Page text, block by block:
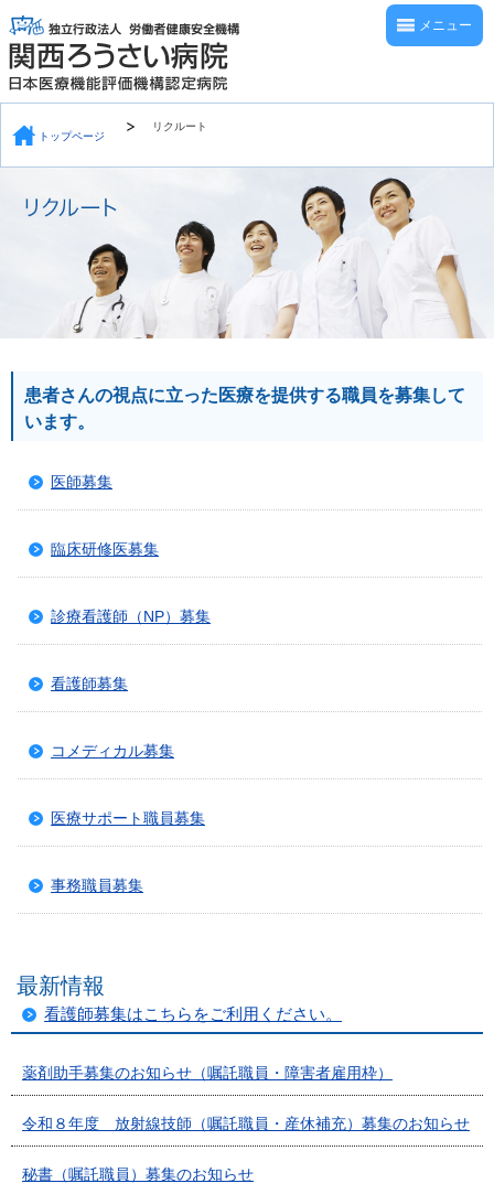
メニュー
トップページ
リクルート
患者さんの視点に立った医療を提供する職員を募集して
います。
医師募集
臨床研修医募集
診療看護師（NP）募集
看護師募集
コメディカル募集
医療サポート職員募集
事務職員募集
最新情報
看護師募集はこちらをご利用ください。
薬剤助手募集のお知らせ（嘱託職員・障害者雇用枠）
令和８年度 放射線技師（嘱託職員・産休補充）募集のお知らせ
秘書（嘱託職員）募集のお知らせ